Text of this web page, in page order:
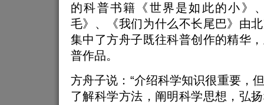
的科普书籍《世界是如此的小》
毛》、《我们为什么不长尾巴》由
集中了方舟子既往科普创作的精华
普作品。
方舟子说：“介绍科学知识很重要，
了解科学方法，阐明科学思想，弘